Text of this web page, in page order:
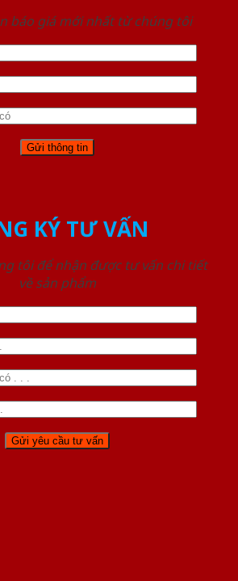
báo giá mới nhất từ chúng tôi
KÝ TƯ VẤN
tôi để nhận được tư vấn chi tiết
về sản phẩm